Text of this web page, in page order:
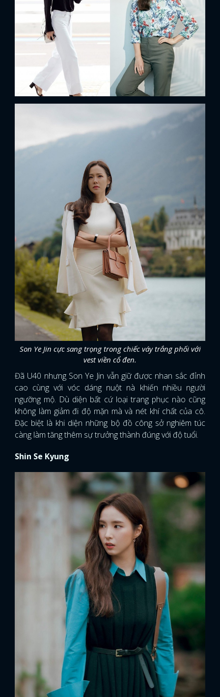
Son Ye Jin cực sang trọng trong chiếc váy trắng phối với
vest viền cổ đen.
Đã U40 nhưng Son Ye Jin vẫn giữ được nhan sắc đỉnh
cao cùng với vóc dáng nuột nà khiến nhiều người
ngưỡng mộ. Dù diện bất cứ loại trang phục nào cũng
không làm giảm đi độ mặn mà và nét khí chất của cô.
Đặc biệt là khi diện những bộ đồ công sở nghiêm túc
càng làm tăng thêm sự trưởng thành đúng với độ tuổi.
Shin Se Kyung